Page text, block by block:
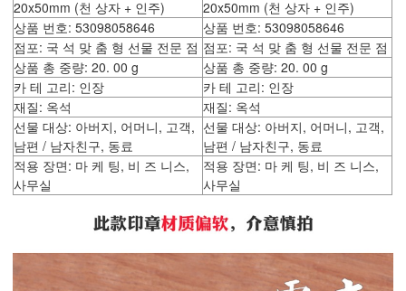
20x50mm (천 상자 + 인주)
20x50mm (천 상자 + 인주)
상품 번호: 53098058646
상품 번호: 53098058646
점포: 국 석 맞 춤 형 선물 전문 점 점포: 국 석 맞 춤 형 선물 전문 점
상품 총 중량: 20. 00 g
상품 총 중량: 20. 00 g
카 테 고리: 인장
카 테 고리: 인장
재질: 옥석
재질: 옥석
선물 대상: 아버지, 어머니, 고객,
남편 / 남자친구, 동료
선물 대상: 아버지, 어머니, 고객,
남편 / 남자친구, 동료
적용 장면: 마 케 팅, 비 즈 니스,
사무실
적용 장면: 마 케 팅, 비 즈 니스,
사무실